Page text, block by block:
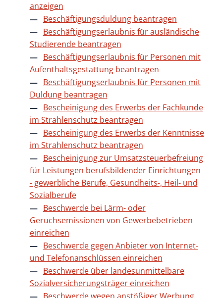
anzeigen
Beschäftigungsduldung beantragen
Beschäftigungserlaubnis für ausländische
Studierende beantragen
Beschäftigungserlaubnis für Personen mit
Aufenthaltsgestattung beantragen
Beschäftigungserlaubnis für Personen mit
Duldung beantragen
Bescheinigung des Erwerbs der Fachkunde
im Strahlenschutz beantragen
Bescheinigung des Erwerbs der Kenntnisse
im Strahlenschutz beantragen
Bescheinigung zur Umsatzsteuerbefreiung
für Leistungen berufsbildender Einrichtungen
- gewerbliche Berufe, Gesundheits-, Heil- und
Sozialberufe
Beschwerde bei Lärm- oder
Geruchsemissionen von Gewerbebetrieben
einreichen
Beschwerde gegen Anbieter von Internet-
und Telefonanschlüssen einreichen
Beschwerde über landesunmittelbare
Sozialversicherungsträger einreichen